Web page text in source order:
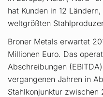
hat Kunden in 12
weltgrößten
Broner Metals erwartet
Millionen Euro. Das
Abschreibungen
vergangenen Jahren in
Stahlkonjunktur zwischen